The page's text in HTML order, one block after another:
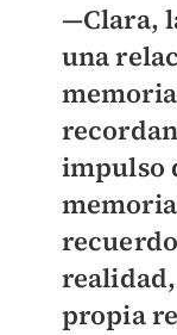
—Clara,
una
impulso
propia